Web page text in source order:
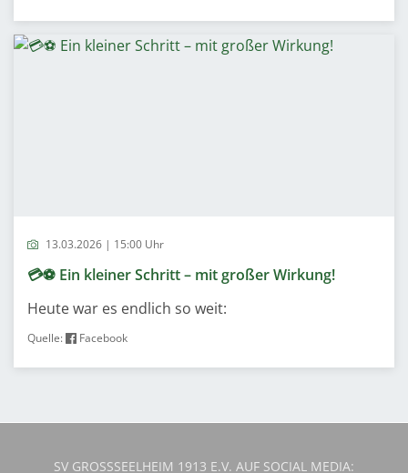
13.03.2026 | 15:00 Uhr
💳⚽️ Ein kleiner Schritt – mit großer Wirkung!
Heute war es endlich so weit:
Quelle: Facebook
SV GROSSSEELHEIM 1913 E.V. AUF SOCIAL MEDIA: